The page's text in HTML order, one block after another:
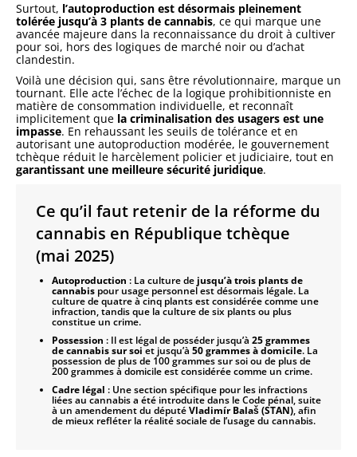
Surtout, l’autoproduction est désormais pleinement
tolérée jusqu’à 3 plants de cannabis, ce qui marque une
avancée majeure dans la reconnaissance du droit à cultiver
pour soi, hors des logiques de marché noir ou d’achat
clandestin.
Voilà une décision qui, sans être révolutionnaire, marque un
tournant. Elle acte l’échec de la logique prohibitionniste en
matière de consommation individuelle, et reconnaît
implicitement que la criminalisation des usagers est une
impasse. En rehaussant les seuils de tolérance et en
autorisant une autoproduction modérée, le gouvernement
tchèque réduit le harcèlement policier et judiciaire, tout en
garantissant une meilleure sécurité juridique.
Ce qu’il faut retenir de la réforme du
cannabis en République tchèque
(mai 2025)
Autoproduction : La culture de jusqu’à trois plants de
cannabis pour usage personnel est désormais légale. La
culture de quatre à cinq plants est considérée comme une
infraction, tandis que la culture de six plants ou plus
constitue un crime.
Possession : Il est légal de posséder jusqu’à 25 grammes
de cannabis sur soiet jusqu’à 50 grammes à domicile. La
possession de plus de 100 grammes sur soi ou de plus de
200 grammes à domicile est considérée comme un crime.
Cadre légal : Une section spécifique pour les infractions
liées au cannabis a été introduite dans le Code pénal, suite
à un amendement du députéVladimír Balaš (STAN), afin
de mieux refléter la réalité sociale de l’usage du cannabis.